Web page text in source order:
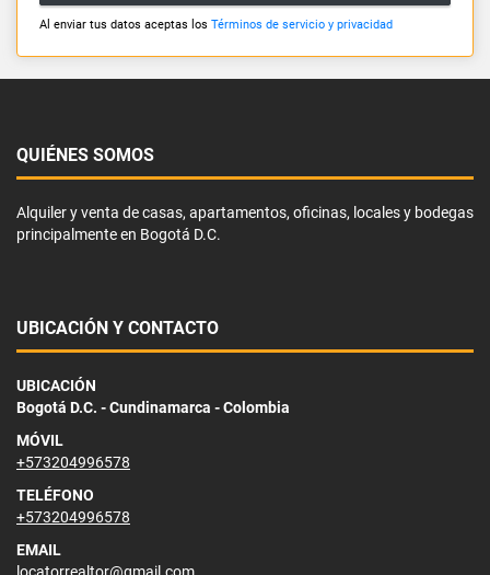
Al enviar tus datos aceptas los Términos de servicio y privacidad
QUIÉNES SOMOS
Alquiler y venta de casas, apartamentos, oficinas, locales y bodegas
principalmente en Bogotá D.C.
UBICACIÓN Y CONTACTO
UBICACIÓN
Bogotá D.C. - Cundinamarca - Colombia
MÓVIL
+573204996578
TELÉFONO
+573204996578
EMAIL
locatorrealtor@gmail.com